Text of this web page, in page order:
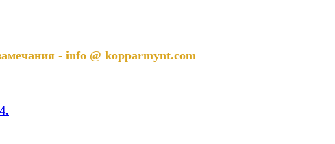
- info @ kopparmynt.com